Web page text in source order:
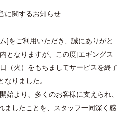
に関するお知らせ
]をご利用いただき、誠にありがと
となりますが、この度[エギングス
（火）をもちましてサービスを終了
なりました。
始より、多くのお客様に支えられ、
ましたことを、スタッフ一同深く感